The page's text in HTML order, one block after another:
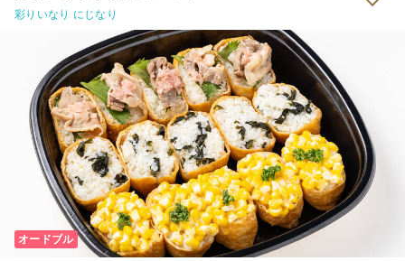
彩りいなり にじなり
オードブル